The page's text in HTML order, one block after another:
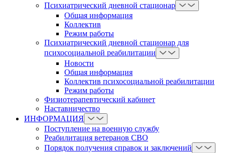
Психиатрический дневной стационар
Общая информация
Коллектив
Режим работы
Психиатрический дневной стационар для
психосоциальной реабилитации
Новости
Общая информация
Коллектив психосоциальной реабилитации
Режим работы
Физиотерапевтический кабинет
Наставничество
ИНФОРМАЦИЯ
Поступление на военную службу
Реабилитация ветеранов СВО
Порядок получения справок и заключений